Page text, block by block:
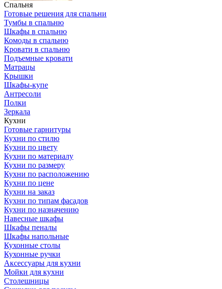
Спальня
Готовые решения для спальни
Тумбы в спальню
Шкафы в спальню
Комоды в спальню
Кровати в спальню
Подъемные кровати
Матрацы
Крышки
Шкафы-купе
Антресоли
Полки
Зеркала
Кухни
Готовые гарнитуры
Кухни по стилю
Кухни по цвету
Кухни по материалу
Кухни по размеру
Кухни по расположению
Кухни по цене
Кухни на заказ
Кухни по типам фасадов
Кухни по назначению
Навесные шкафы
Шкафы пеналы
Шкафы напольные
Кухонные столы
Кухонные ручки
Аксессуары для кухни
Мойки для кухни
Столешницы